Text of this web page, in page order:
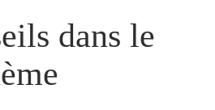
dans le